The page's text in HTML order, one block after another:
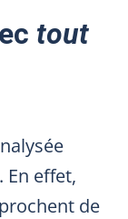
tout
. En effet,
de